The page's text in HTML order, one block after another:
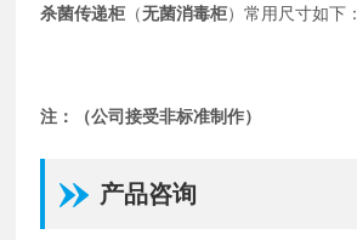
杀菌传递柜 （无菌消毒柜）常用尺寸如下：
注：（公司接受非标准制作）
产品咨询